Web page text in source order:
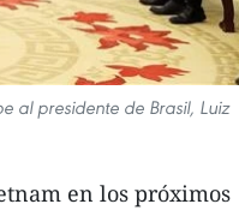
al presidente de Brasil, Luiz
en los próximos